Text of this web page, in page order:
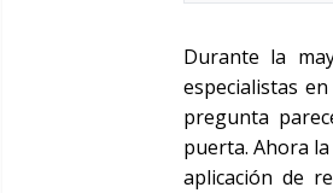
Durante la
especialistas
pregunta
puerta. Ahora
aplicación de